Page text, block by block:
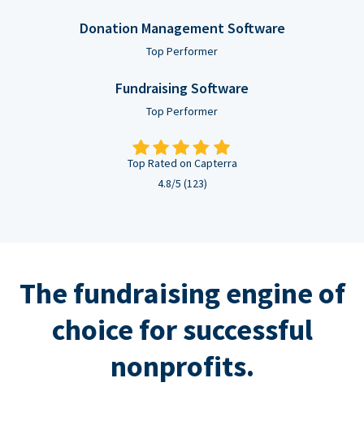
Donation Management Software
Top Performer
Fundraising Software
Top Performer
Top Rated on Capterra
4.8/5 (123)
The fundraising engine of
choice for successful
nonprofits.